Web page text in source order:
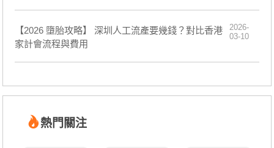
【2026 墮胎攻略】 深圳人工流產要幾錢？對比香港
家計會流程與費用
2026-
03-10
熱門關注